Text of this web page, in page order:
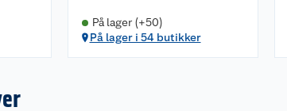
På lager (+50)
På lager i 54 butikker